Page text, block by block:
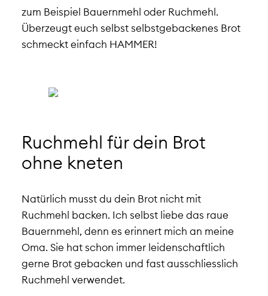
zum Beispiel Bauernmehl oder Ruchmehl.
Überzeugt euch selbst selbstgebackenes Brot
schmeckt einfach HAMMER!
Ruchmehl für dein Brot
ohne kneten
Natürlich musst du dein Brot nicht mit
Ruchmehl backen. Ich selbst liebe das raue
Bauernmehl, denn es erinnert mich an meine
Oma. Sie hat schon immer leidenschaftlich
gerne Brot gebacken und fast ausschliesslich
Ruchmehl verwendet.